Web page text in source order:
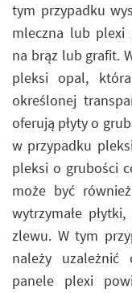
tym przypadku
mleczna lub plexi
na brąz lub grafit.
pleksi opal,
określonej
oferują płyty o
w przypadku
pleksi o grubości
może być
wytrzymałe
zlewu. W tym
należy
panele plexi